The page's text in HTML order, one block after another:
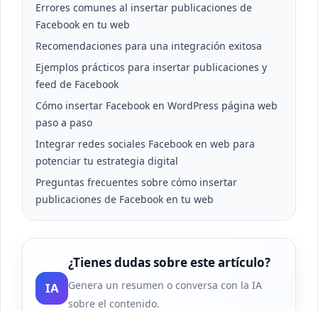
Errores comunes al insertar publicaciones de
Facebook en tu web
Recomendaciones para una integración exitosa
Ejemplos prácticos para insertar publicaciones y
feed de Facebook
Cómo insertar Facebook en WordPress página web
paso a paso
Integrar redes sociales Facebook en web para
potenciar tu estrategia digital
Preguntas frecuentes sobre cómo insertar
publicaciones de Facebook en tu web
IA
¿Tienes dudas sobre este artículo?
Genera un resumen o conversa con la IA
sobre el contenido.